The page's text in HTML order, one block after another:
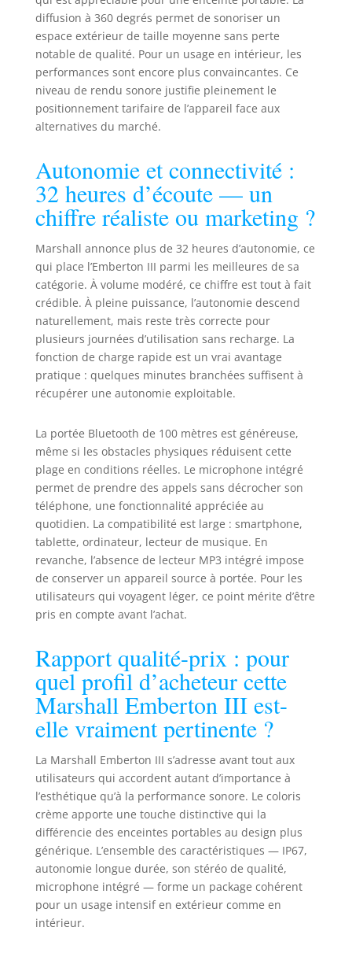
diffusion à 360 degrés permet de sonoriser un
espace extérieur de taille moyenne sans perte
notable de qualité. Pour un usage en intérieur, les
performances sont encore plus convaincantes. Ce
niveau de rendu sonore justifie pleinement le
positionnement tarifaire de l’appareil face aux
alternatives du marché.
Autonomie et connectivité :
32 heures d’écoute — un
chiffre réaliste ou marketing ?
Marshall annonce plus de 32 heures d’autonomie, ce
qui place l’Emberton III parmi les meilleures de sa
catégorie. À volume modéré, ce chiffre est tout à fait
crédible. À pleine puissance, l’autonomie descend
naturellement, mais reste très correcte pour
plusieurs journées d’utilisation sans recharge. La
fonction de charge rapide est un vrai avantage
pratique : quelques minutes branchées suffisent à
récupérer une autonomie exploitable.
La portée Bluetooth de 100 mètres est généreuse,
même si les obstacles physiques réduisent cette
plage en conditions réelles. Le microphone intégré
permet de prendre des appels sans décrocher son
téléphone, une fonctionnalité appréciée au
quotidien. La compatibilité est large : smartphone,
tablette, ordinateur, lecteur de musique. En
revanche, l’absence de lecteur MP3 intégré impose
de conserver un appareil source à portée. Pour les
utilisateurs qui voyagent léger, ce point mérite d’être
pris en compte avant l’achat.
Rapport qualité-prix : pour
quel profil d’acheteur cette
Marshall Emberton III est-
elle vraiment pertinente ?
La Marshall Emberton III s’adresse avant tout aux
utilisateurs qui accordent autant d’importance à
l’esthétique qu’à la performance sonore. Le coloris
crème apporte une touche distinctive qui la
différencie des enceintes portables au design plus
générique. L’ensemble des caractéristiques — IP67,
autonomie longue durée, son stéréo de qualité,
microphone intégré — forme un package cohérent
pour un usage intensif en extérieur comme en
intérieur.